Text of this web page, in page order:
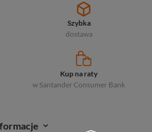
Szybka
dostawa
Kup na raty
w Santander Consumer Bank